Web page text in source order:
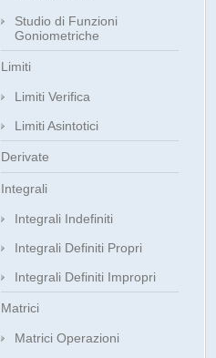
Studio di Funzioni
Goniometriche
Limiti
Limiti Verifica
Limiti Asintotici
Derivate
Integrali
Integrali Indefiniti
Integrali Definiti Propri
Integrali Definiti Impropri
Matrici
Matrici Operazioni